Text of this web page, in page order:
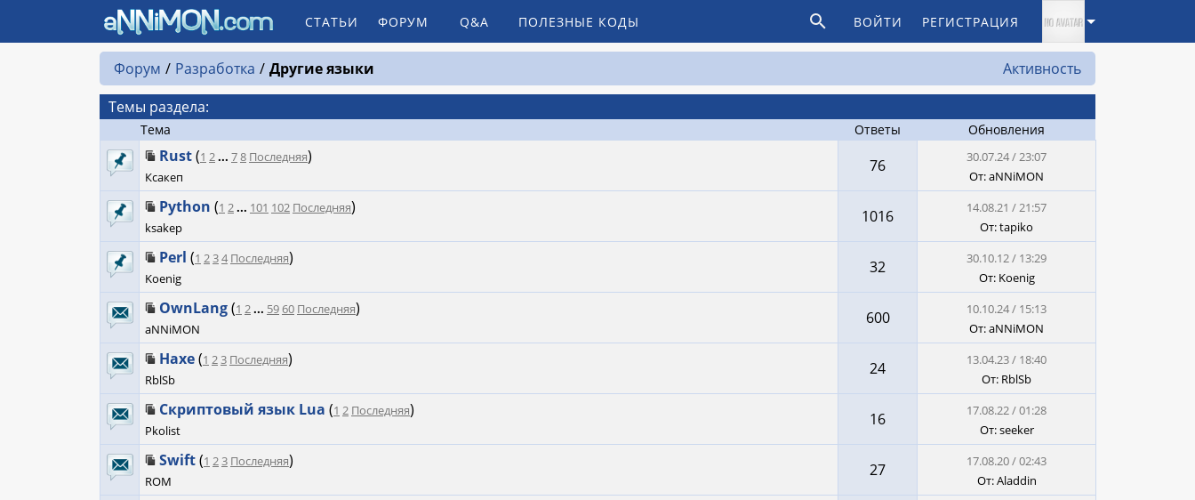
СТАТЬИ ФОРУМ Q&A ПОЛЕЗНЫЕ КОДЫ ВОЙТИ РЕГИСТРАЦИЯ
Форум Разработка Другие языки
Активность
Темы раздела:
Тема Ответы Обновления
Rust(1 2... 78 Последняя)
Ксакеп
76
30.07.24 / 23:07
От: aNNiMON
Python (1 2... 101 102 Последняя)
ksakep
1016
14.08.21 / 21:57
От: tapiko
Perl (1 234 Последняя)
Koenig
32
30.10.12 / 13:29
От: Koenig
OwnLang(1 2... 5960 Последняя)
aNNiMON
600
10.10.24 / 15:13
От: aNNiMON
Haxe(1 23 Последняя)
RblSb
24
13.04.23 / 18:40
От: RblSb
Скриптовый язык Lua (1 2 Последняя)
Pkolist
16
17.08.22 / 01:28
От: seeker
Swift(1 23 Последняя)
ROM
27
17.08.20 / 02:43
От: Aladdin